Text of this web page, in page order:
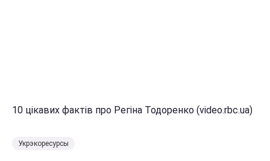
10 цікавих фактів про Регіна Тодоренко (video.rbc.ua)
Укрэкоресурсы